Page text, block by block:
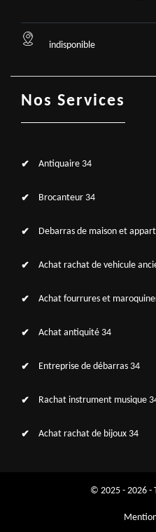
indisponible
Nos Services
Antiquaire 34
Brocanteur 34
Debarras de maison et
Achat rachat de vehicule
Achat fourrures et
Achat antiquité 34
Entreprise de débarras 34
Rachat instrument musique
Achat rachat de bijoux 34
© 2025 - 2026 -